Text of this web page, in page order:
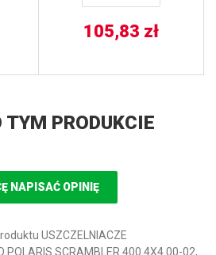
105,83 zł
TYM PRODUKCIE
NAPISAĆ OPINIĘ
USZCZELNIACZE
POLARIS SCRAMBLER 400 4X4 00-02,